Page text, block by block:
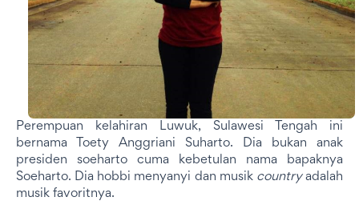
Perempuan kelahiran Luwuk, Sulawesi Tengah ini
bernama Toety Anggriani Suharto. Dia bukan anak
presiden soeharto cuma kebetulan nama bapaknya
Soeharto. Dia hobbi menyanyi dan musik countryadalah
musik favoritnya.